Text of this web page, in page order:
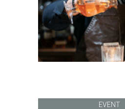
EVENT